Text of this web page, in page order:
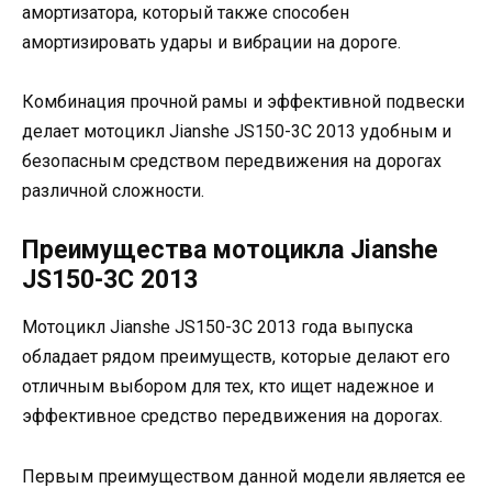
амортизатора, который также способен
амортизировать удары и вибрации на дороге.
Комбинация прочной рамы и эффективной подвески
делает мотоцикл Jianshe JS150-3C 2013 удобным и
безопасным средством передвижения на дорогах
различной сложности.
Преимущества мотоцикла Jianshe
JS150-3C 2013
Мотоцикл Jianshe JS150-3C 2013 года выпуска
обладает рядом преимуществ, которые делают его
отличным выбором для тех, кто ищет надежное и
эффективное средство передвижения на дорогах.
Первым преимуществом данной модели является ее